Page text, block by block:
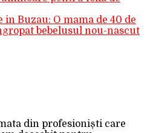
in Buzau: O mama de 40 de
bebelusul nou-nascut
din profesioniști care